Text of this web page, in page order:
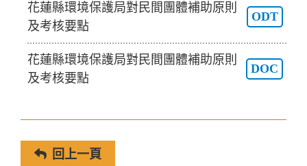
花蓮縣環境保護局對民間團體補助原則
及考核要點
ODT
花蓮縣環境保護局對民間團體補助原則
及考核要點
DOC
回上一頁